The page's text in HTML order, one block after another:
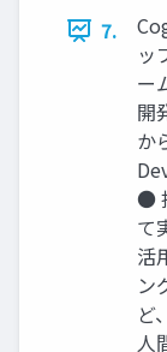
7.
ッ
ー
開
か
●
て
活
ン
ど
人